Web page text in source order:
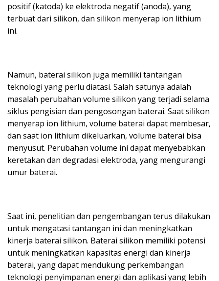
positif (katoda) ke elektroda negatif (anoda), yang
terbuat dari silikon, dan silikon menyerap ion lithium
ini.
Namun, baterai silikon juga memiliki tantangan
teknologi yang perlu diatasi. Salah satunya adalah
masalah perubahan volume silikon yang terjadi selama
siklus pengisian dan pengosongan baterai. Saat silikon
menyerap ion lithium, volume baterai dapat membesar,
dan saat ion lithium dikeluarkan, volume baterai bisa
menyusut. Perubahan volume ini dapat menyebabkan
keretakan dan degradasi elektroda, yang mengurangi
umur baterai.
Saat ini, penelitian dan pengembangan terus dilakukan
untuk mengatasi tantangan ini dan meningkatkan
kinerja baterai silikon. Baterai silikon memiliki potensi
untuk meningkatkan kapasitas energi dan kinerja
baterai, yang dapat mendukung perkembangan
teknologi penyimpanan energi dan aplikasi yang lebih